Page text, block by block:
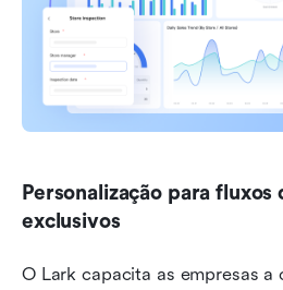
Personalização para
exclusivos
O Lark capacita as empresas a